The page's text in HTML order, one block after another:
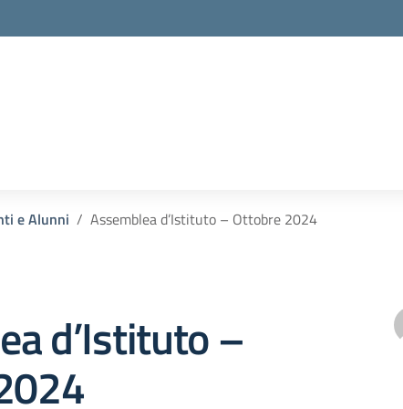
e Alunni Assemblea d’Istituto – Ottobre 2024
d’Istituto –